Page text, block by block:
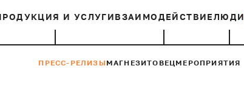
И УСЛУГИВЗАИМОДЕЙСТВИЕЛЮДИ
ПРЕСС-РЕЛИЗЫ МАГНЕЗИТОВЕЦМЕРОПРИЯТИЯ